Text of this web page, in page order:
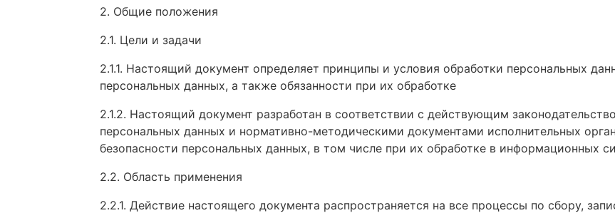
2. Общие положения
2.1. Цели и задачи
2.1.1. Настоящий документ определяет принципы и условия обработки персональных
персональных данных, а также обязанности при их обработке
2.1.2. Настоящий документ разработан в соответствии с действующим
персональных данных и нормативно-методическими документами исполнительных
безопасности персональных данных, в том числе при их обработке в информационных
2.2. Область применения
2.2.1. Действие настоящего документа распространяется на все процессы по сбору,